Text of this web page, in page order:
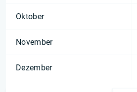
Oktober
November
Dezember